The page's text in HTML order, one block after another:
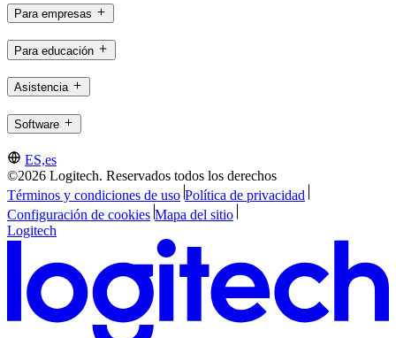
Para empresas
Para educación
Asistencia
Software
ES,es
©2026 Logitech. Reservados todos los derechos
Términos y condiciones de uso Política de privacidad
Configuración de cookies Mapa del sitio
Logitech